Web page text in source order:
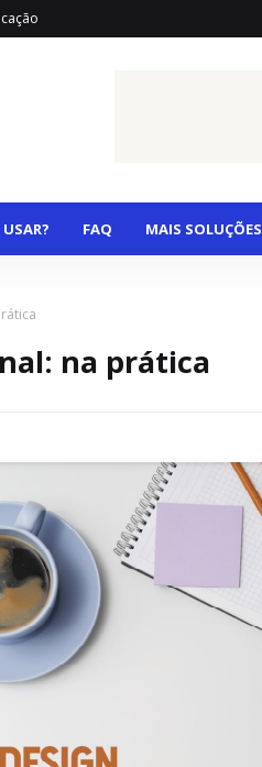
FAQ MAIS SOLUÇÕES
na prática